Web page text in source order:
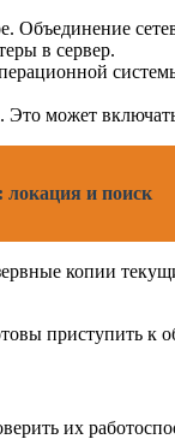
Объединение
в сервер.
может
локация и поиск
копии
приступить к
их